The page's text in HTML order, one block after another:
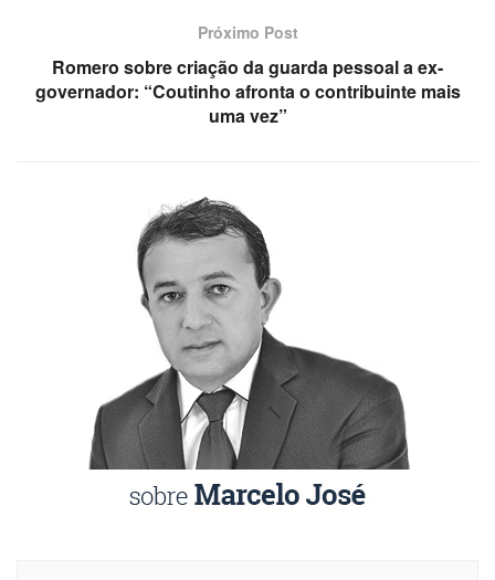
Próximo Post
Romero sobre criação da guarda pessoal a ex-
governador: “Coutinho afronta o contribuinte mais
uma vez”